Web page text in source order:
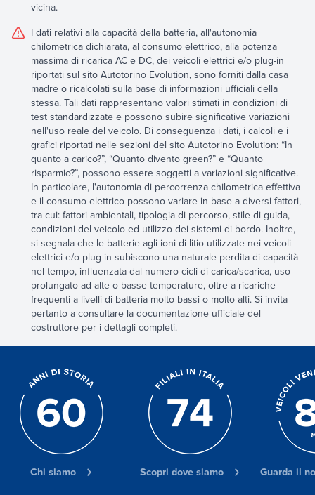
vicina.
I dati relativi alla capacità della batteria, all'autonomia
chilometrica dichiarata, al consumo elettrico, alla potenza
massima di ricarica AC e DC, dei veicoli elettrici e/o plug-in
riportati sul sito Autotorino Evolution, sono forniti dalla casa
madre o ricalcolati sulla base di informazioni ufficiali della
stessa. Tali dati rappresentano valori stimati in condizioni di
test standardizzate e possono subire significative variazioni
nell'uso reale del veicolo. Di conseguenza i dati, i calcoli e i
grafici riportati nelle sezioni del sito Autotorino Evolution: “In
quanto a carico?”, “Quanto divento green?” e “Quanto
risparmio?”, possono essere soggetti a variazioni significative.
In particolare, l'autonomia di percorrenza chilometrica effettiva
e il consumo elettrico possono variare in base a diversi fattori,
tra cui: fattori ambientali, tipologia di percorso, stile di guida,
condizioni del veicolo ed utilizzo dei sistemi di bordo. Inoltre,
si segnala che le batterie agli ioni di litio utilizzate nei veicoli
elettrici e/o plug-in subiscono una naturale perdita di capacità
nel tempo, influenzata dal numero cicli di carica/scarica, uso
prolungato ad alte o basse temperature, oltre a ricariche
frequenti a livelli di batteria molto bassi o molto alti. Si invita
pertanto a consultare la documentazione ufficiale del
costruttore per i dettagli completi.
Chi siamo Scopri dove siamo Guarda il